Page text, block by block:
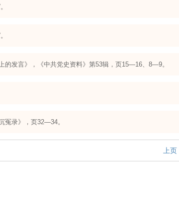
的发言》，《中共党史资料》第53辑，页15—16、8—9。
冤录》，页32—34。
上页